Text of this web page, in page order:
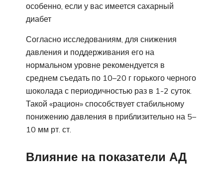
особенно, если у вас имеется сахарный
диабет
Согласно исследованиям, для снижения
давления и поддерживания его на
нормальном уровне рекомендуется в
среднем съедать по 10–20 г горького черного
шоколада с периодичностью раз в 1-2 суток.
Такой «рацион» способствует стабильному
понижению давления в приблизительно на 5–
10 мм рт. ст.
Влияние на показатели АД